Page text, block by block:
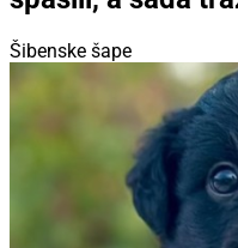
Šibenske šape